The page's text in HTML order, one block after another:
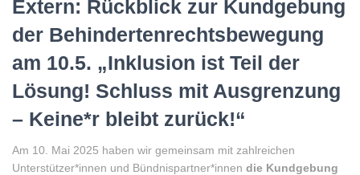
Extern: Rückblick zur Kundgebung
der Behindertenrechtsbewegung
am 10.5. „Inklusion ist Teil der
Lösung! Schluss mit Ausgrenzung
– Keine*r bleibt zurück!“
Am 10. Mai 2025 haben wir gemeinsam mit zahlreichen
Unterstützer*innen und Bündnispartner*innen die Kundgebung